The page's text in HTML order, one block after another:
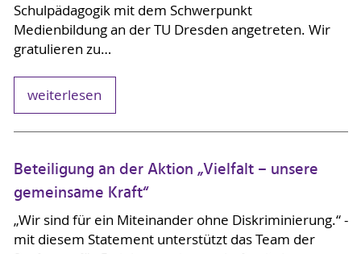
Schulpädagogik mit dem Schwerpunkt
Medienbildung an der TU Dresden angetreten. Wir
gratulieren zu…
weiterlesen
Beteiligung an der Aktion „Vielfalt – unsere
gemeinsame Kraft“
„Wir sind für ein Miteinander ohne Diskriminierung.“ -
mit diesem Statement unterstützt das Team der